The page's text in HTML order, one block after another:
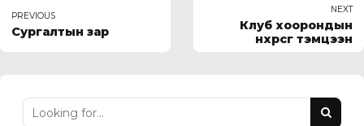
PREVIOUS
Сургалтын зар
NEXT
Клуб хоорондын
нөхөрсөг тэмцээн